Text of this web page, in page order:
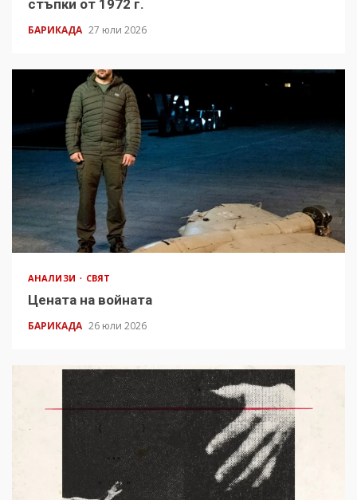
стъпки от 1972 г.
БАРИКАДА 27 юли 2026
АНАЛИЗИ СВЯТ
Цената на войната
БАРИКАДА 26 юли 2026